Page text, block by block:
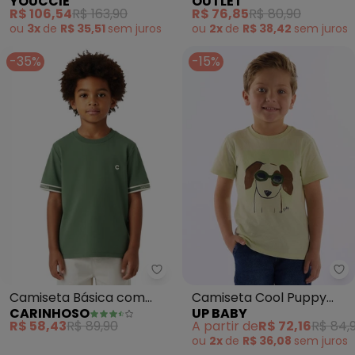
com Bordado (Verde)
R$ 106,54R$ 163,90
ou 3x de R$ 35,51 sem juros
(Verde)
R$ 76,85R$ 80,90
ou 2x de R$ 38,42 sem juros
-35%
Carinhoso - Camiseta Básica
Camiseta Básica com
Bordado em Malha
(Verde)
CARINHOSO
R$ 58,43R$ 89,90
-15%
Camiseta Cool Puppy
Verde
UP BABY
A partir deR$ 72,16R$
ou 2x de R$ 36,08 sem juros